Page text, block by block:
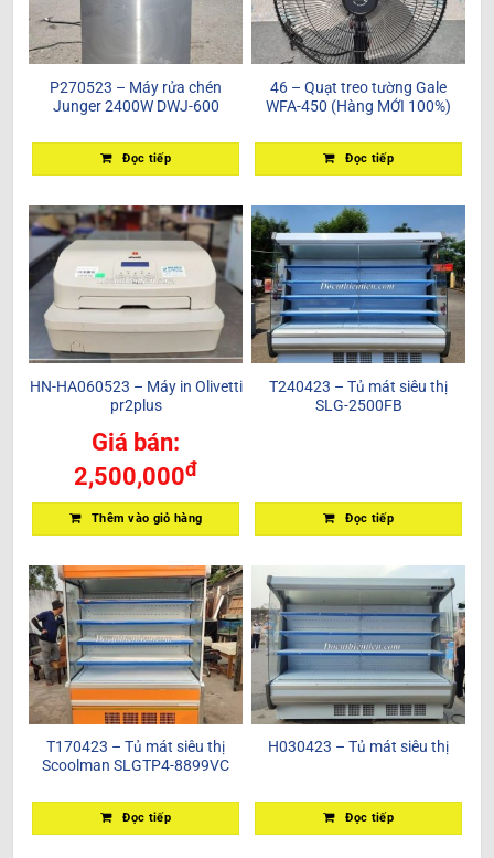
P270523 – Máy rửa chén
Junger 2400W DWJ-600
Đọc tiếp
46 – Quạt treo tường Gale
WFA-450 (Hàng MỚI 100%)
Đọc tiếp
HN-HA060523 – Máy in Olivetti
pr2plus
Giá bán:
2,500,000đ
Thêm vào giỏ hàng
T240423 – Tủ mát siêu thị
SLG-2500FB
Đọc tiếp
T170423 – Tủ mát siêu thị
Scoolman SLGTP4-8899VC
Đọc tiếp
H030423 – Tủ mát siêu thị
Đọc tiếp